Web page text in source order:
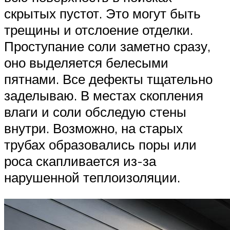
скрытых пустот. Это могут быть
трещины и отслоение отделки.
Проступание соли заметно сразу,
оно выделяется белесыми
пятнами. Все дефекты тщательно
заделываю. В местах скопления
влаги и соли обследую стены
внутри. Возможно, на старых
трубах образовались поры или
роса скапливается из-за
нарушенной теплоизоляции.